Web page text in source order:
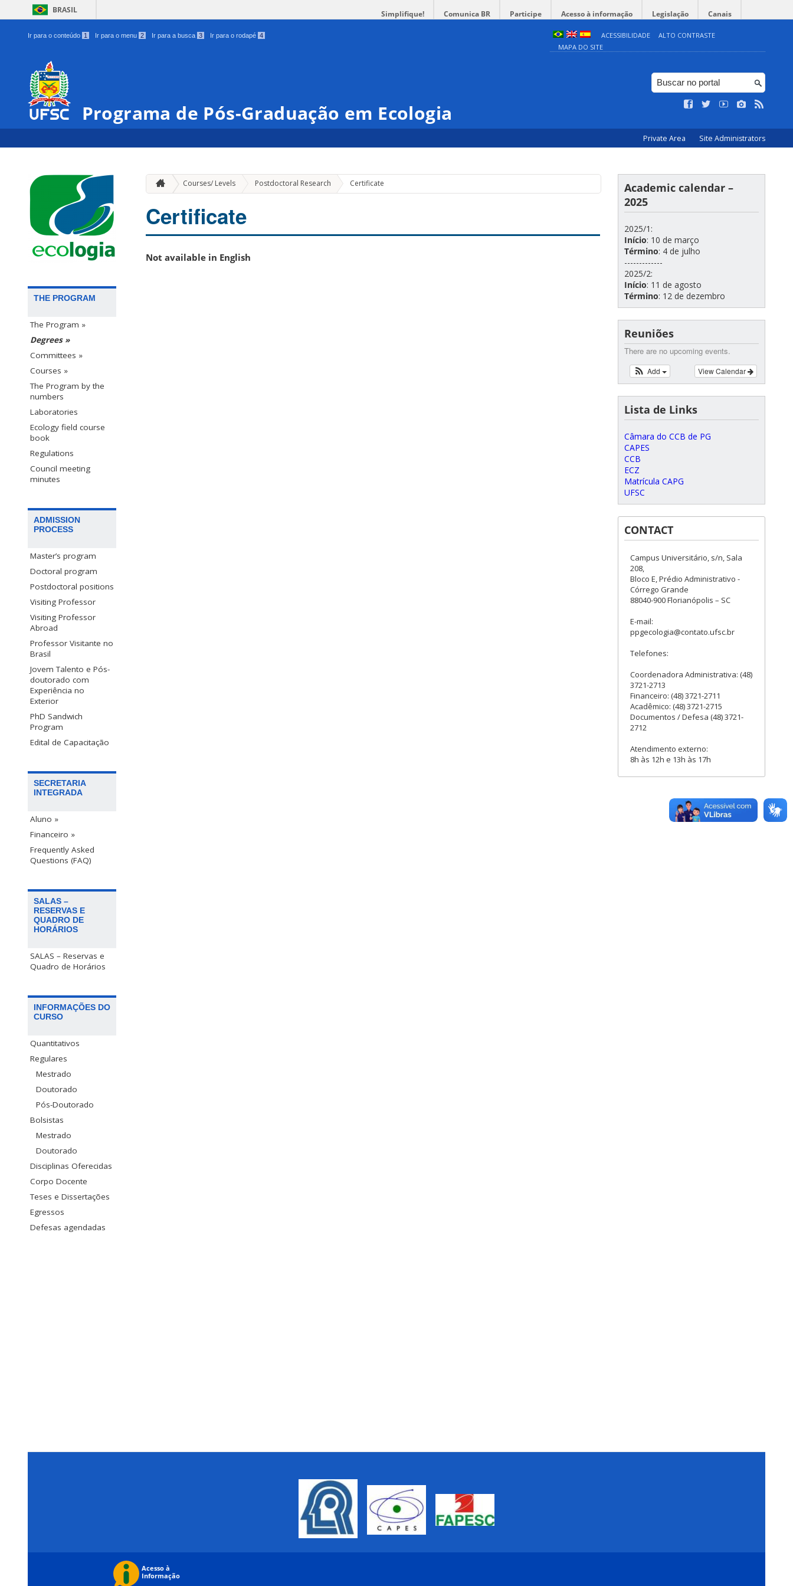
BRASIL Simplifique! Comunica BR Participe Acesso à informação Legislação Canais
Ir para o conteúdo 1 Ir para o menu 2 Ir para a busca 3 Ir para o rodapé 4 ACESSIBILIDADE
ALTO CONTRASTE
MAPA DO SITE
Programa de Pós-Graduação em Ecologia
Private Area Site Administrators
THE PROGRAM
The Program »
Degrees »
Committees »
Courses »
The Program by the
numbers
Laboratories
Ecology field course
book
Regulations
Council meeting
minutes
ADMISSION
PROCESS
Master’s program
Doctoral program
Postdoctoral positions
Visiting Professor
Visiting Professor
Abroad
Professor Visitante no
Brasil
Jovem Talento e Pós-
doutorado com
Experiência no
Exterior
PhD Sandwich
Program
Edital de Capacitação
SECRETARIA
INTEGRADA
Aluno »
Financeiro »
Frequently Asked
Questions (FAQ)
SALAS –
RESERVAS E
QUADRO DE
HORÁRIOS
SALAS – Reservas e
Quadro de Horários
INFORMAÇÕES DO
CURSO
Quantitativos
Regulares
Mestrado
Doutorado
Pós-Doutorado
Bolsistas
Mestrado
Doutorado
Disciplinas Oferecidas
Corpo Docente
Teses e Dissertações
Egressos
Defesas agendadas
Courses/ Levels Postdoctoral Research Certificate
Certificate
Not available in English
Academic calendar –
2025
2025/1:
Início: 10 de março
Término: 4 de julho
-------------
2025/2:
Início: 11 de agosto
Término: 12 de dezembro
Reuniões
There are no upcoming events.
View Calendar
Add
Lista de Links
Câmara do CCB de PG
CAPES
CCB
ECZ
Matrícula CAPG
UFSC
CONTACT
Campus Universitário, s/n, Sala
208,
Bloco E, Prédio Administrativo -
Córrego Grande
88040-900 Florianópolis – SC
E-mail:
ppgecologia@contato.ufsc.br
Telefones:
Coordenadora Administrativa: (48)
3721-2713
Financeiro: (48) 3721-2711
Acadêmico: (48) 3721-2715
Documentos / Defesa (48) 3721-
2712
Atendimento externo:
8h às 12h e 13h às 17h